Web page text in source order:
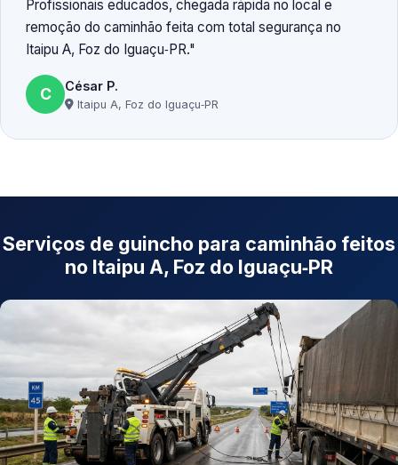
Profissionais educados, chegada rápida no local e
remoção do caminhão feita com total segurança no
Itaipu A, Foz do Iguaçu‑PR.
C César P.
Itaipu A, Foz do Iguaçu‑PR
Serviços de guincho para caminhão feitos
no Itaipu A, Foz do Iguaçu‑PR